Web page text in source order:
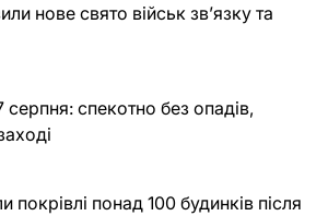
нове свято військ зв’язку та
серпня: спекотно без опадів,
покрівлі понад 100 будинків після